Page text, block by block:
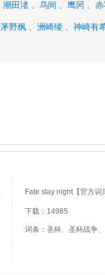
潮田渚 、 乌间 、 鹰冈 、
茅野枫 、 洲崎绫 、 神崎有
Fate stay night【官方词
下载：14985
词条：圣杯、圣杯战争